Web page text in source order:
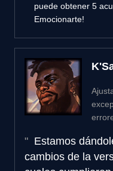
puede obtener 5
Emocionarte!
Estamos
cambios de la